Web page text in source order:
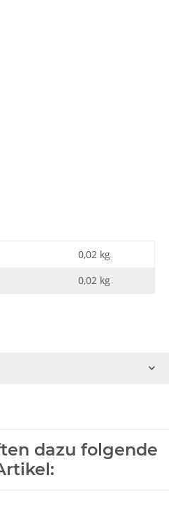
0,02 kg
0,02 kg
dazu folgende